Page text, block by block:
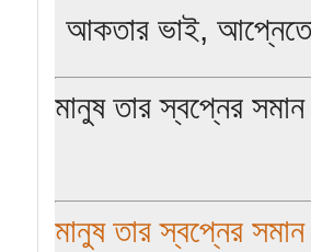
আকতার ভাই,
মানুষ তার স্বপ্নের
মানুষ তার স্বপ্নের